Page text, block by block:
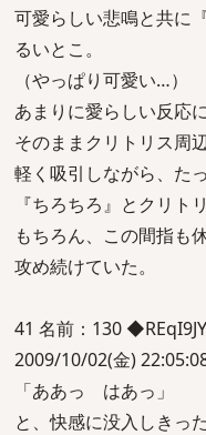
可愛らしい悲鳴と共に
るいとこ。
（やっぱり可愛い…）
あまりに愛らしい反応
そのままクリトリス周
軽く吸引しながら、た
『ちろちろ』とクリト
もちろん、この間指も
攻め続けていた。
41 名前：130
2009/10/02(金)
「ああっ はあっ」
と、快感に没入しきっ